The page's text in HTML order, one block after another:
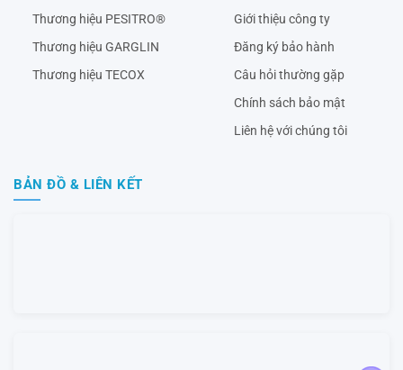
Thương hiệu PESITRO®
Thương hiệu GARGLIN
Thương hiệu TECOX
Giới thiệu công ty
Đăng ký bảo hành
Câu hỏi thường gặp
Chính sách bảo mật
Liên hệ với chúng tôi
BẢN ĐỒ & LIÊN KẾT